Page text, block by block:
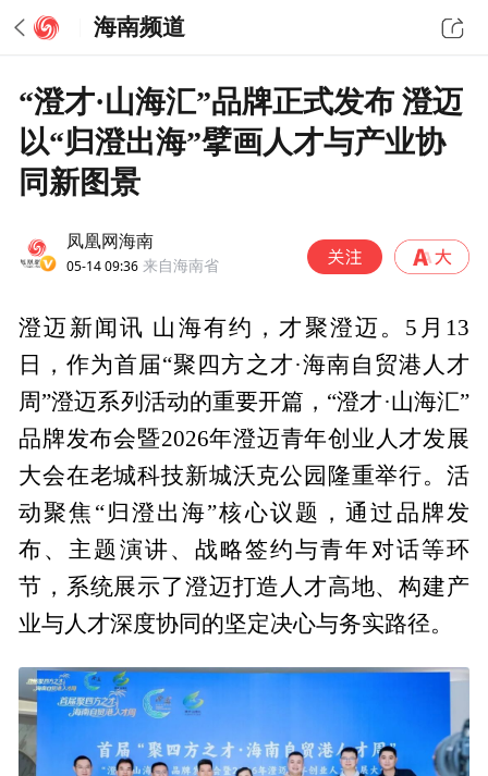
海南频道
“澄才·山海汇”品牌正式发布 澄迈
以“归澄出海”擘画人才与产业协
同新图景
凤凰网海南
05-14 09:36 来自海南省
澄迈新闻讯 山海有约，才聚澄迈。5月13
日，作为首届“聚四方之才·海南自贸港人才
周”澄迈系列活动的重要开篇，“澄才·山海汇”
品牌发布会暨2026年澄迈青年创业人才发展
大会在老城科技新城沃克公园隆重举行。活
动聚焦“归澄出海”核心议题，通过品牌发
布、主题演讲、战略签约与青年对话等环
节，系统展示了澄迈打造人才高地、构建产
业与人才深度协同的坚定决心与务实路径。